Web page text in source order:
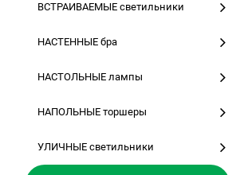
ВСТРАИВАЕМЫЕ светильники
НАСТЕННЫЕ бра
НАСТОЛЬНЫЕ лампы
НАПОЛЬНЫЕ торшеры
УЛИЧНЫЕ светильники